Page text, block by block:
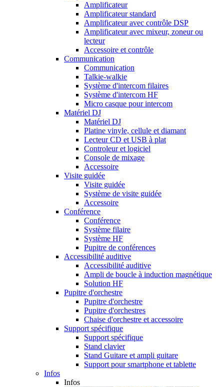
Amplificateur
Amplificateur standard
Amplificateur avec contrôle DSP
Amplificateur avec mixeur, zoneur ou
lecteur
Accessoire et contrôle
Communication
Communication
Talkie-walkie
Système d'intercom filaires
Système d'intercom HF
Micro casque pour intercom
Matériel DJ
Matériel DJ
Platine vinyle, cellule et diamant
Lecteur CD et USB à plat
Controleur et logiciel
Console de mixage
Accessoire
Visite guidée
Visite guidée
Système de visite guidée
Accessoire
Conférence
Conférence
Système filaire
Système HF
Pupitre de conférences
Accessibilité auditive
Accessibilité auditive
Ampli de boucle à induction magnétique
Solution HF
Pupitre d'orchestre
Pupitre d'orchestre
Pupitre d'orchestres
Chaise d'orchestre et accessoire
Support spécifique
Support spécifique
Stand clavier
Stand Guitare et ampli guitare
Support pour smartphone et tablette
Infos
Infos